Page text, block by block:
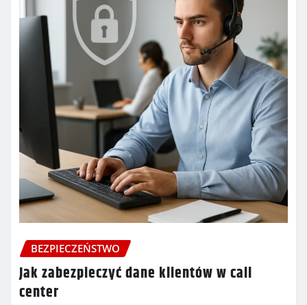
BEZPIECZEŃSTWO
Jak zabezpieczyć dane klientów w call
center